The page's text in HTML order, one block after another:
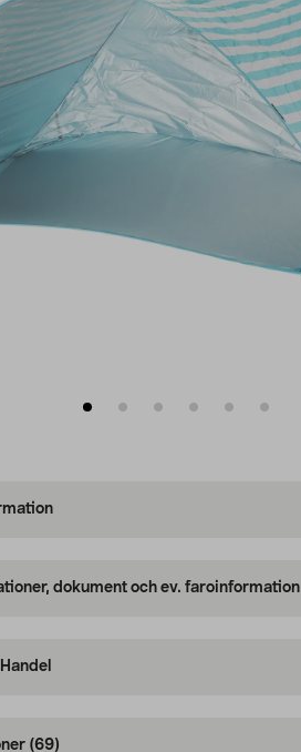
dokument och ev. faroinformation
(69)